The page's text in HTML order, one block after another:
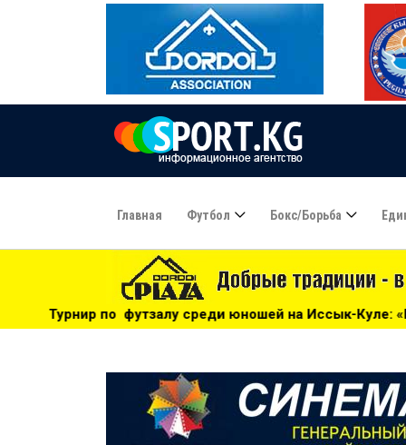
Главная Футбол Бокс/борьба
среди юношей на Иссык-Куле: «Бишкек» - чемпион! -